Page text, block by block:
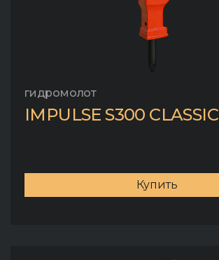
гидромолот
IMPULSE S300 CLASSIC
Купить